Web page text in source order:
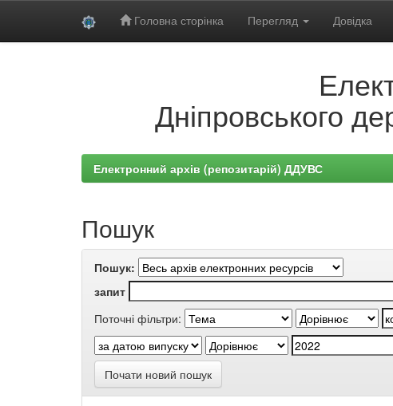
Головна сторінка Перегляд Довідка
Дніпровського
Електронний архів (репозитарій) ДДУВС
Пошук
Пошук:
запит
Поточні фільтри:
Почати новий пошук